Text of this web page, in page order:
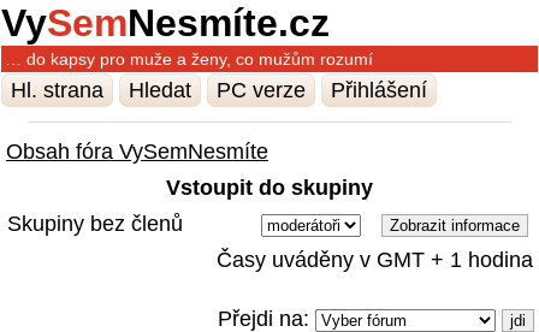
VySemNesmíte.cz
… do kapsy pro muže a ženy, co mužům rozumí
Hl. strana Hledat PC verze Přihlášení
Obsah fóra VySemNesmíte
Vstoupit do skupiny
Skupiny bez členů
Časy uváděny v GMT + 1 hodina
Přejdi na: